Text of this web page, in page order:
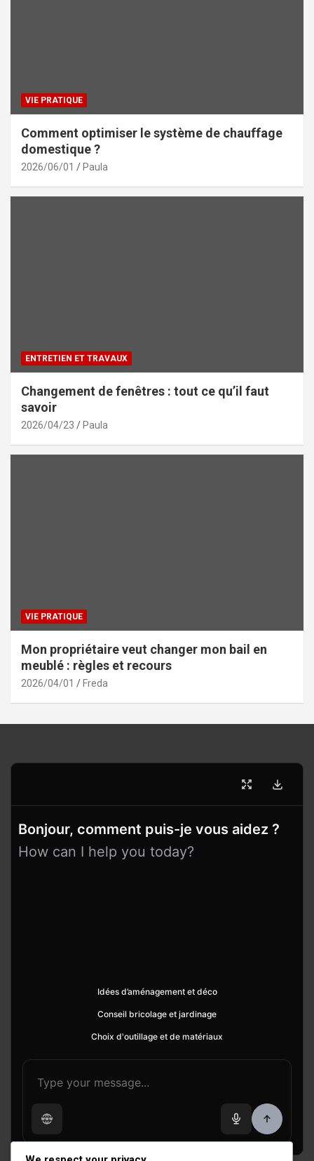
VIE PRATIQUE
Comment optimiser le système de chauffage
domestique ?
2026/06/01 Paula
ENTRETIEN ET TRAVAUX
Changement de fenêtres : tout ce qu’il faut
savoir
2026/04/23 Paula
VIE PRATIQUE
Mon propriétaire veut changer mon bail en
meublé : règles et recours
2026/04/01 Freda
Bonjour, comment puis-je vous aidez ?
How can I help you today?
Idées d’aménagement et déco
Conseil bricolage et jardinage
Choix d'outillage et de matériaux